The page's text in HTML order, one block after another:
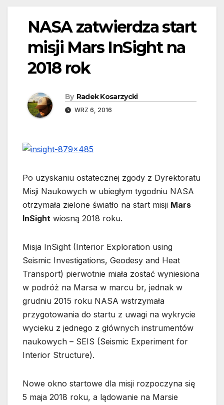
NASA zatwierdza start
misji Mars InSight na
2018 rok
By Radek Kosarzycki
WRZ 6, 2016
Po uzyskaniu ostatecznej zgody z Dyrektoratu
Misji Naukowych w ubiegłym tygodniu NASA
otrzymała zielone światło na start misji Mars
InSight wiosną 2018 roku.
Misja InSight (Interior Exploration using
Seismic Investigations, Geodesy and Heat
Transport) pierwotnie miała zostać wyniesiona
w podróż na Marsa w marcu br, jednak w
grudniu 2015 roku NASA wstrzymała
przygotowania do startu z uwagi na wykrycie
wycieku z jednego z głównych instrumentów
naukowych – SEIS (Seismic Experiment for
Interior Structure).
Nowe okno startowe dla misji rozpoczyna się
5 maja 2018 roku, a lądowanie na Marsie